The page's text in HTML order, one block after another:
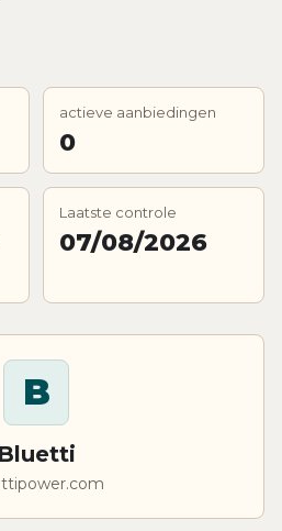
actieve aanbiedingen
0
Laatste controle
07/08/2026
B
Bluetti